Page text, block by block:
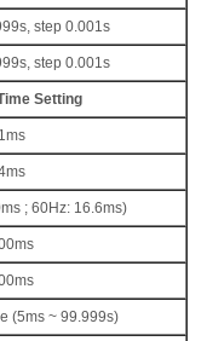
step 0.001s
step 0.001s
Setting
1ms
; 60Hz: 16.6ms)
(5ms ~ 99.999s)